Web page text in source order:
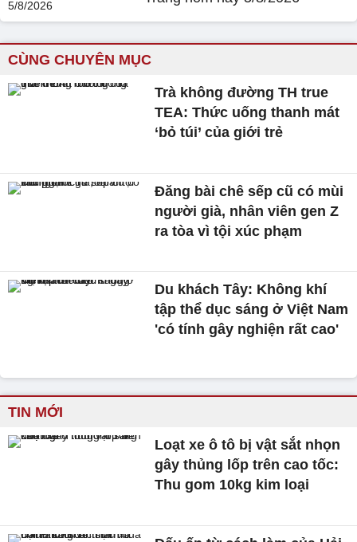
CÙNG CHUYÊN MỤC
Trà không đường TH true
TEA: Thức uống thanh mát
‘bỏ túi’ của giới trẻ
Đăng bài chê sếp cũ có mùi
người già, nhân viên gen Z
ra tòa vì tội xúc phạm
Du khách Tây: Không khí
tập thể dục sáng ở Việt Nam
'có tính gây nghiện rất cao'
TIN MỚI
Loạt xe ô tô bị vật sắt nhọn
gây thủng lốp trên cao tốc:
Thu gom 10kg kim loại